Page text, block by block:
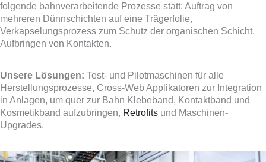
folgende bahnverarbeitende Prozesse statt: Auftrag von
mehreren Dünnschichten auf eine Trägerfolie,
Verkapselungsprozess zum Schutz der organischen Schicht,
Aufbringen von Kontakten.
Unsere Lösungen: Test- und Pilotmaschinen für alle
Herstellungsprozesse, Cross-Web Applikatoren zur Integration
in Anlagen, um quer zur Bahn Klebeband, Kontaktband und
Kosmetikband aufzubringen, Retrofits und Maschinen-
Upgrades.